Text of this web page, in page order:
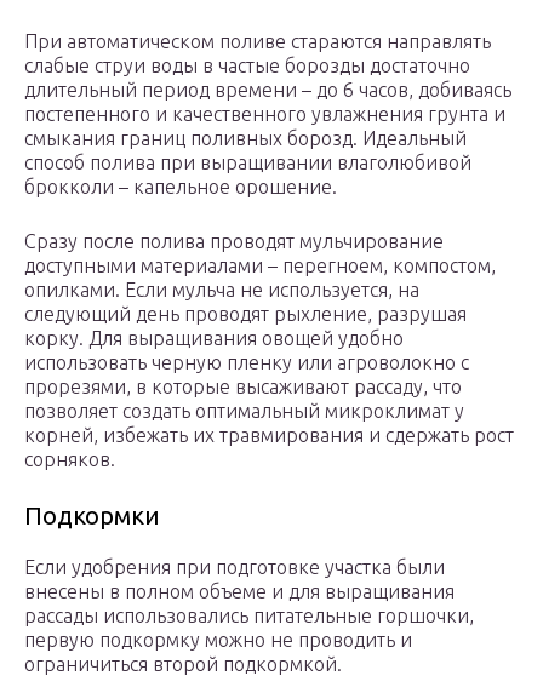
При автоматическом поливе стараются направлять
слабые струи воды в частые борозды достаточно
длительный период времени – до 6 часов, добиваясь
постепенного и качественного увлажнения грунта и
смыкания границ поливных борозд. Идеальный
способ полива при выращивании влаголюбивой
брокколи – капельное орошение.
Сразу после полива проводят мульчирование
доступными материалами – перегноем, компостом,
опилками. Если мульча не используется, на
следующий день проводят рыхление, разрушая
корку. Для выращивания овощей удобно
использовать черную пленку или агроволокно с
прорезями, в которые высаживают рассаду, что
позволяет создать оптимальный микроклимат у
корней, избежать их травмирования и сдержать рост
сорняков.
Подкормки
Если удобрения при подготовке участка были
внесены в полном объеме и для выращивания
рассады использовались питательные горшочки,
первую подкормку можно не проводить и
ограничиться второй подкормкой.